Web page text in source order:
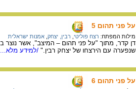
על פני תהום 5
מילות המפתח: רצח פוליטי רבין, יצחק אמנות ישראלית
שנפערה עם הירצחו של יצחק רבין." /למידע מלא...
על פני תהום 6